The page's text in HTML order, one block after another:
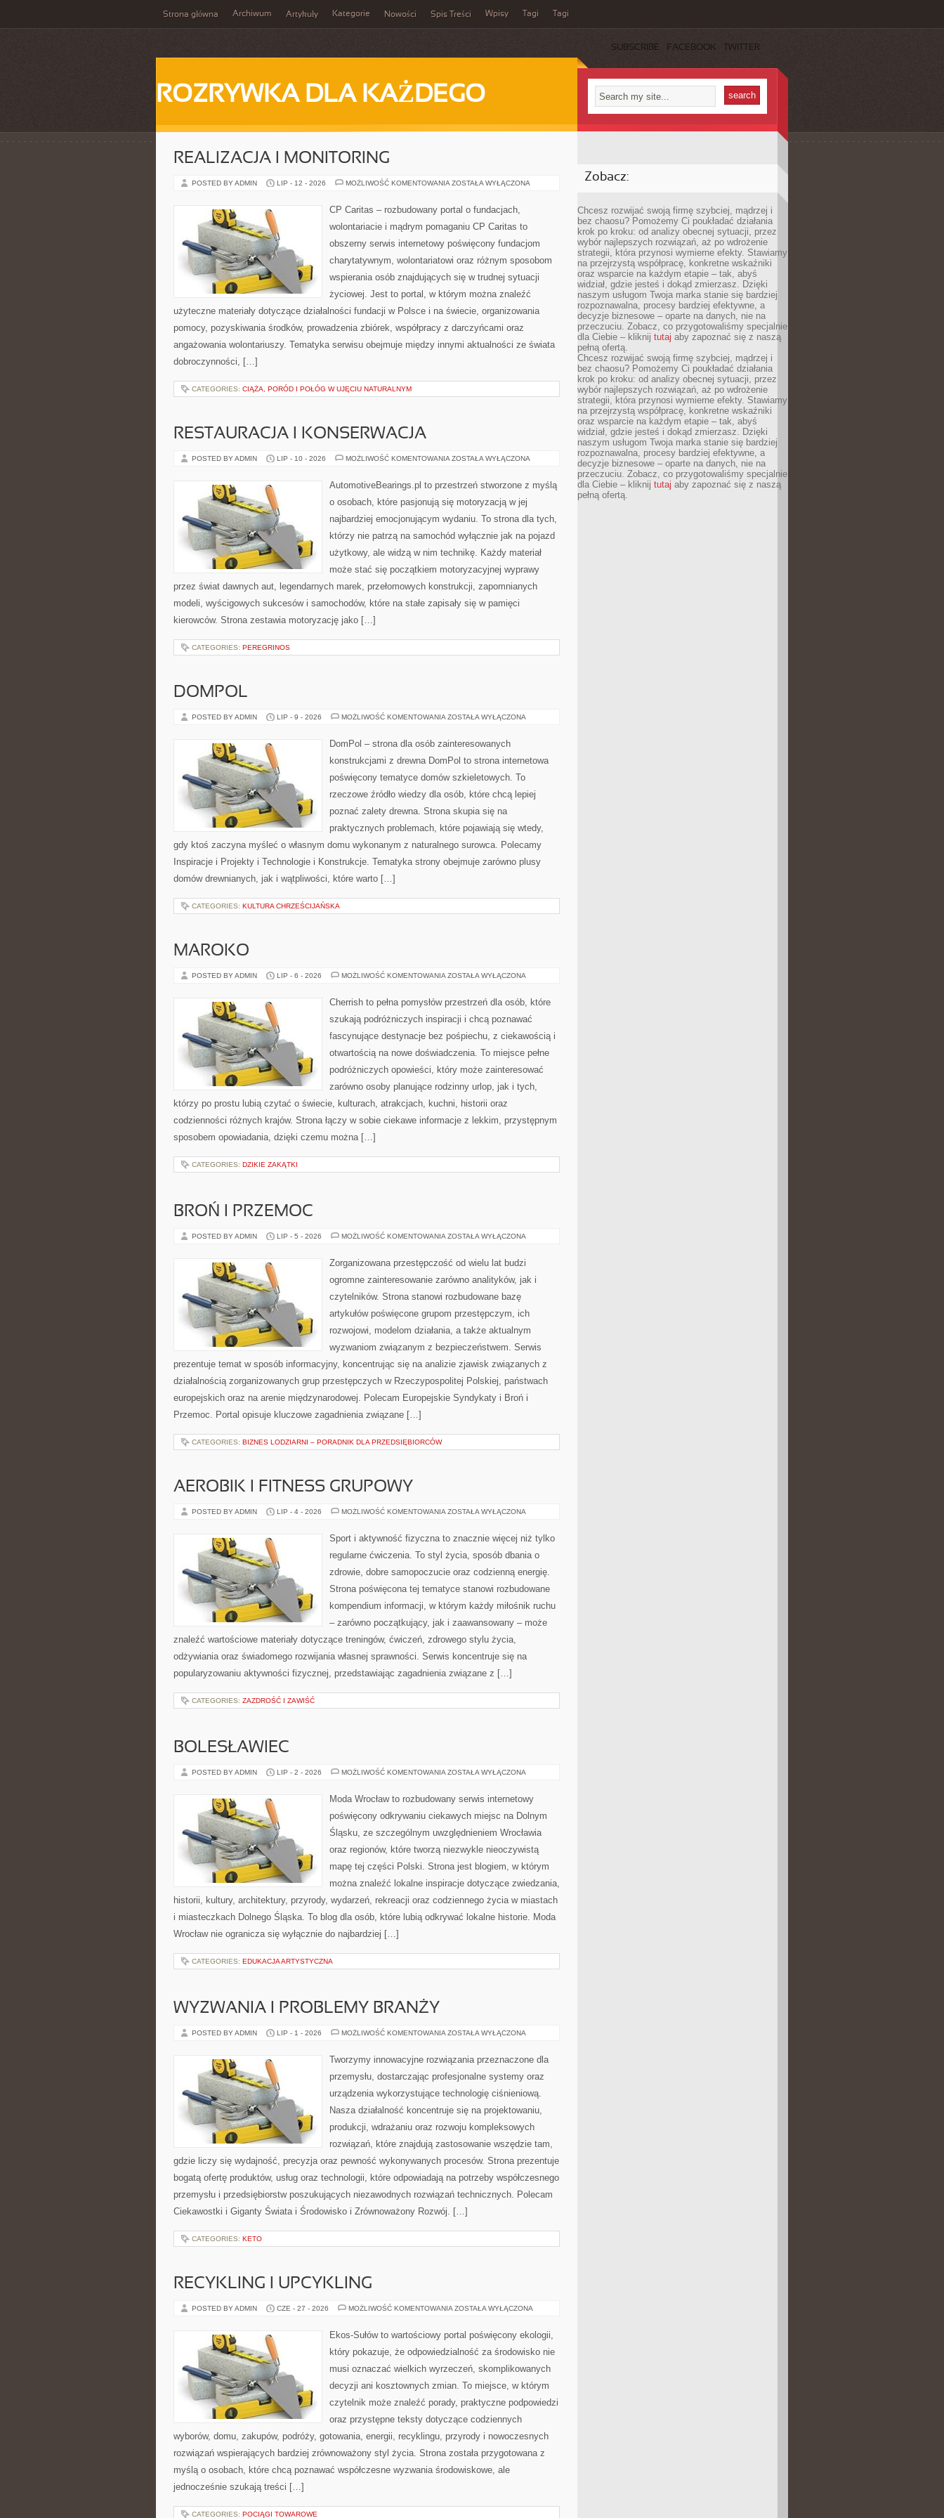
Strona główna Archiwum Artykuły Kategorie Nowości Spis Treści Wpisy Tagi Tagi
SUBSCRIBE FACEBOOK TWITTER
ROZRYWKA DLA KAŻDEGO
REALIZACJA I MONITORING
POSTED BY ADMIN LIP - 12 - 2026 MOŻLIWOŚĆ KOMENTOWANIA REALIZACJA
ZOSTAŁA WYŁĄCZONA
CP Caritas – rozbudowany portal o fundacjach,
wolontariacie i mądrym pomaganiu CP Caritas to
obszerny serwis internetowy poświęcony fundacjom
charytatywnym, wolontariatowi oraz różnym sposobom
wspierania osób znajdujących się w trudnej sytuacji
życiowej. Jest to portal, w którym można znaleźć
użyteczne materiały dotyczące działalności fundacji w Polsce i na świecie, organizowania
pomocy, pozyskiwania środków, prowadzenia zbiórek, współpracy z darczyńcami oraz
angażowania wolontariuszy. Tematyka serwisu obejmuje między innymi aktualności ze świata
dobroczynności, […]
CATEGORIES: CIĄŻA, PORÓD I POŁÓG W UJĘCIU NATURALNYM
RESTAURACJA I KONSERWACJA
POSTED BY ADMIN LIP - 10 - 2026 MOŻLIWOŚĆ KOMENTOWANIA RESTAURACJA
ZOSTAŁA WYŁĄCZONA
AutomotiveBearings.pl to przestrzeń stworzone z myślą
o osobach, które pasjonują się motoryzacją w jej
najbardziej emocjonującym wydaniu. To strona dla tych,
którzy nie patrzą na samochód wyłącznie jak na pojazd
użytkowy, ale widzą w nim technikę. Każdy materiał
może stać się początkiem motoryzacyjnej wyprawy
przez świat dawnych aut, legendarnych marek, przełomowych konstrukcji, zapomnianych
modeli, wyścigowych sukcesów i samochodów, które na stałe zapisały się w pamięci
kierowców. Strona zestawia motoryzację jako […]
CATEGORIES: PEREGRINOS
DOMPOL
POSTED BY ADMIN LIP - 9 - 2026 MOŻLIWOŚĆ KOMENTOWANIA DOMPOL
ZOSTAŁA WYŁĄCZONA
DomPol – strona dla osób zainteresowanych
konstrukcjami z drewna DomPol to strona internetowa
poświęcony tematyce domów szkieletowych. To
rzeczowe źródło wiedzy dla osób, które chcą lepiej
poznać zalety drewna. Strona skupia się na
praktycznych problemach, które pojawiają się wtedy,
gdy ktoś zaczyna myśleć o własnym domu wykonanym z naturalnego surowca. Polecamy
Inspiracje i Projekty i Technologie i Konstrukcje. Tematyka strony obejmuje zarówno plusy
domów drewnianych, jak i wątpliwości, które warto […]
CATEGORIES: KULTURA CHRZEŚCIJAŃSKA
MAROKO
POSTED BY ADMIN LIP - 6 - 2026 MOŻLIWOŚĆ KOMENTOWANIA MAROKO
ZOSTAŁA WYŁĄCZONA
Cherrish to pełna pomysłów przestrzeń dla osób, które
szukają podróżniczych inspiracji i chcą poznawać
fascynujące destynacje bez pośpiechu, z ciekawością i
otwartością na nowe doświadczenia. To miejsce pełne
podróżniczych opowieści, który może zainteresować
zarówno osoby planujące rodzinny urlop, jak i tych,
którzy po prostu lubią czytać o świecie, kulturach, atrakcjach, kuchni, historii oraz
codzienności różnych krajów. Strona łączy w sobie ciekawe informacje z lekkim, przystępnym
sposobem opowiadania, dzięki czemu można […]
CATEGORIES: DZIKIE ZAKĄTKI
BROŃ I PRZEMOC
POSTED BY ADMIN LIP - 5 - 2026 MOŻLIWOŚĆ KOMENTOWANIA BROŃ
ZOSTAŁA WYŁĄCZONA
Zorganizowana przestępczość od wielu lat budzi
ogromne zainteresowanie zarówno analityków, jak i
czytelników. Strona stanowi rozbudowane bazę
artykułów poświęcone grupom przestępczym, ich
rozwojowi, modelom działania, a także aktualnym
wyzwaniom związanym z bezpieczeństwem. Serwis
prezentuje temat w sposób informacyjny, koncentrując się na analizie zjawisk związanych z
działalnością zorganizowanych grup przestępczych w Rzeczypospolitej Polskiej, państwach
europejskich oraz na arenie międzynarodowej. Polecam Europejskie Syndykaty i Broń i
Przemoc. Portal opisuje kluczowe zagadnienia związane […]
CATEGORIES: BIZNES LODZIARNI – PORADNIK DLA PRZEDSIĘBIORCÓW
AEROBIK I FITNESS GRUPOWY
POSTED BY ADMIN LIP - 4 - 2026 MOŻLIWOŚĆ KOMENTOWANIA AEROBIK
GRUPOWY
ZOSTAŁA WYŁĄCZONA
Sport i aktywność fizyczna to znacznie więcej niż tylko
regularne ćwiczenia. To styl życia, sposób dbania o
zdrowie, dobre samopoczucie oraz codzienną energię.
Strona poświęcona tej tematyce stanowi rozbudowane
kompendium informacji, w którym każdy miłośnik ruchu
– zarówno początkujący, jak i zaawansowany – może
znaleźć wartościowe materiały dotyczące treningów, ćwiczeń, zdrowego stylu życia,
odżywiania oraz świadomego rozwijania własnej sprawności. Serwis koncentruje się na
popularyzowaniu aktywności fizycznej, przedstawiając zagadnienia związane z […]
CATEGORIES: ZAZDROŚĆ I ZAWIŚĆ
BOLESŁAWIEC
POSTED BY ADMIN LIP - 2 - 2026 MOŻLIWOŚĆ KOMENTOWANIA BOLESŁAWIEC
ZOSTAŁA WYŁĄCZONA
Moda Wrocław to rozbudowany serwis internetowy
poświęcony odkrywaniu ciekawych miejsc na Dolnym
Śląsku, ze szczególnym uwzględnieniem Wrocławia
oraz regionów, które tworzą niezwykle nieoczywistą
mapę tej części Polski. Strona jest blogiem, w którym
można znaleźć lokalne inspiracje dotyczące zwiedzania,
historii, kultury, architektury, przyrody, wydarzeń, rekreacji oraz codziennego życia w miastach
i miasteczkach Dolnego Śląska. To blog dla osób, które lubią odkrywać lokalne historie. Moda
Wrocław nie ogranicza się wyłącznie do najbardziej […]
CATEGORIES: EDUKACJA ARTYSTYCZNA
WYZWANIA I PROBLEMY BRANŻY
POSTED BY ADMIN LIP - 1 - 2026 MOŻLIWOŚĆ KOMENTOWANIA WYZWANIA
BRANŻY
ZOSTAŁA WYŁĄCZONA
Tworzymy innowacyjne rozwiązania przeznaczone dla
przemysłu, dostarczając profesjonalne systemy oraz
urządzenia wykorzystujące technologię ciśnieniową.
Nasza działalność koncentruje się na projektowaniu,
produkcji, wdrażaniu oraz rozwoju kompleksowych
rozwiązań, które znajdują zastosowanie wszędzie tam,
gdzie liczy się wydajność, precyzja oraz pewność wykonywanych procesów. Strona prezentuje
bogatą ofertę produktów, usług oraz technologii, które odpowiadają na potrzeby współczesnego
przemysłu i przedsiębiorstw poszukujących niezawodnych rozwiązań technicznych. Polecam
Ciekawostki i Giganty Świata i Środowisko i Zrównoważony Rozwój. […]
CATEGORIES: KETO
RECYKLING I UPCYKLING
POSTED BY ADMIN CZE - 27 - 2026 MOŻLIWOŚĆ KOMENTOWANIA RECYKLING
ZOSTAŁA WYŁĄCZONA
Ekos-Sułów to wartościowy portal poświęcony ekologii,
który pokazuje, że odpowiedzialność za środowisko nie
musi oznaczać wielkich wyrzeczeń, skomplikowanych
decyzji ani kosztownych zmian. To miejsce, w którym
czytelnik może znaleźć porady, praktyczne podpowiedzi
oraz przystępne teksty dotyczące codziennych
wyborów, domu, zakupów, podróży, gotowania, energii, recyklingu, przyrody i nowoczesnych
rozwiązań wspierających bardziej zrównoważony styl życia. Strona została przygotowana z
myślą o osobach, które chcą poznawać współczesne wyzwania środowiskowe, ale
jednocześnie szukają treści […]
CATEGORIES: POCIĄGI TOWAROWE
Zobacz:
Chcesz rozwijać swoją firmę szybciej, mądrzej i
bez chaosu? Pomożemy Ci poukładać działania
krok po kroku: od analizy obecnej sytuacji, przez
wybór najlepszych rozwiązań, aż po wdrożenie
strategii, która przynosi wymierne efekty. Stawiamy
na przejrzystą współpracę, konkretne wskaźniki
oraz wsparcie na każdym etapie – tak, abyś
widział, gdzie jesteś i dokąd zmierzasz. Dzięki
naszym usługom Twoja marka stanie się bardziej
rozpoznawalna, procesy bardziej efektywne, a
decyzje biznesowe – oparte na danych, nie na
przeczuciu. Zobacz, co przygotowaliśmy specjalnie
dla Ciebie – kliknij tutaj aby zapoznać się z naszą
pełną ofertą.
Chcesz rozwijać swoją firmę szybciej, mądrzej i
bez chaosu? Pomożemy Ci poukładać działania
krok po kroku: od analizy obecnej sytuacji, przez
wybór najlepszych rozwiązań, aż po wdrożenie
strategii, która przynosi wymierne efekty. Stawiamy
na przejrzystą współpracę, konkretne wskaźniki
oraz wsparcie na każdym etapie – tak, abyś
widział, gdzie jesteś i dokąd zmierzasz. Dzięki
naszym usługom Twoja marka stanie się bardziej
rozpoznawalna, procesy bardziej efektywne, a
decyzje biznesowe – oparte na danych, nie na
przeczuciu. Zobacz, co przygotowaliśmy specjalnie
dla Ciebie – kliknij tutaj aby zapoznać się z naszą
pełną ofertą.